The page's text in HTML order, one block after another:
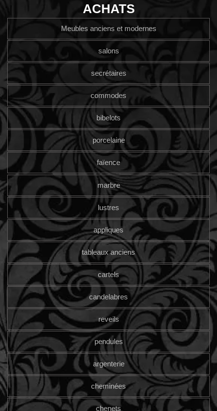
ACHATS
Meubles anciens et modernes
salons
secrétaires
commodes
bibelots
porcelaine
faïence
marbre
lustres
appliques
tableaux anciens
cartels
candelabres
reveils
pendules
argenterie
cheminées
chenets